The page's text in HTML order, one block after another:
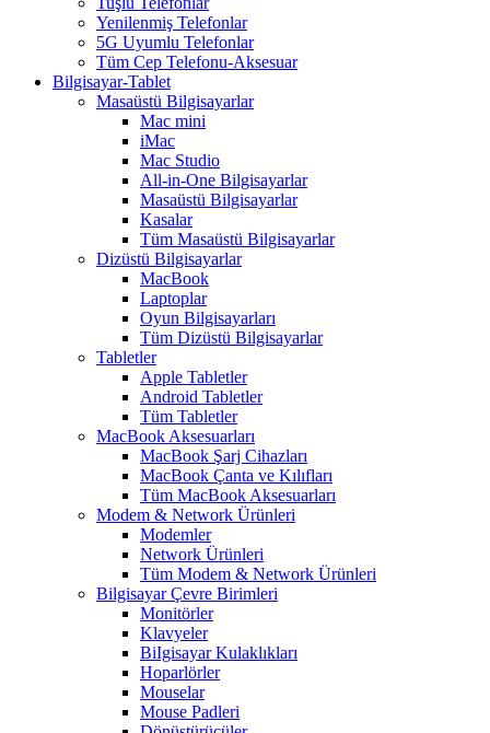
Yenilenmiş Telefonlar
5G Uyumlu Telefonlar
Tüm Cep Telefonu-Aksesuar
Bilgisayar-Tablet
Masaüstü Bilgisayarlar
Mac mini
iMac
Mac Studio
All-in-One Bilgisayarlar
Masaüstü Bilgisayarlar
Kasalar
Tüm Masaüstü Bilgisayarlar
Dizüstü Bilgisayarlar
MacBook
Laptoplar
Oyun Bilgisayarları
Tüm Dizüstü Bilgisayarlar
Tabletler
Apple Tabletler
Android Tabletler
Tüm Tabletler
MacBook Aksesuarları
MacBook Şarj Cihazları
MacBook Çanta ve Kılıfları
Tüm MacBook Aksesuarları
Modem & Network Ürünleri
Modemler
Network Ürünleri
Tüm Modem & Network Ürünleri
Bilgisayar Çevre Birimleri
Monitörler
Klavyeler
BiIgisayar Kulaklıkları
Hoparlörler
Mouselar
Mouse Padleri